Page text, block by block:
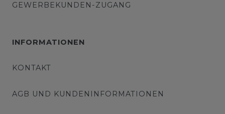
GEWERBEKUNDEN-ZUGANG
INFORMATIONEN
KONTAKT
AGB UND KUNDENINFORMATIONEN